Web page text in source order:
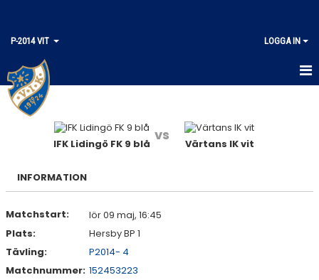
P-2014 VIT LOGGA IN
HEM
TRUPPEN
IFK Lidingö FK 9 blå
vs
Värtans IK vit
INFORMATION
Matchstart:
lör 09 maj, 16:45
Plats:
Hersby BP 1
Tävling:
P2014- 4
Matchnummer: 152453223